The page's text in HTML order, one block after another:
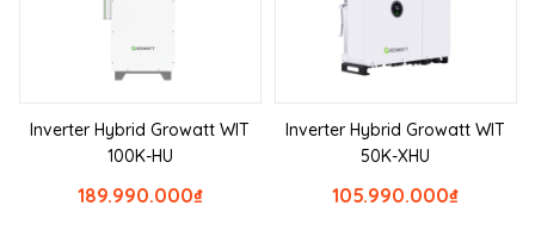
Inverter Hybrid Growatt WIT
100K-HU
₫
189.990.000
Inverter Hybrid Growatt WIT
50K-XHU
₫
105.990.000